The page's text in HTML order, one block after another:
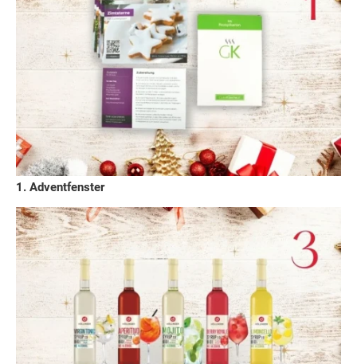
1. Adventfenster